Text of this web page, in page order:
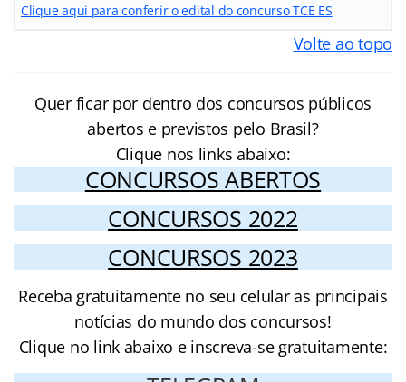
Clique aqui para conferir o edital do concurso TCE ES
Volte ao topo
Quer ficar por dentro dos concursos públicos
abertos e previstos pelo Brasil?
Clique nos links abaixo:
CONCURSOS ABERTOS
CONCURSOS 2022
CONCURSOS 2023
Receba gratuitamente no seu celular as principais
notícias do mundo dos concursos!
Clique no link abaixo e inscreva-se gratuitamente: